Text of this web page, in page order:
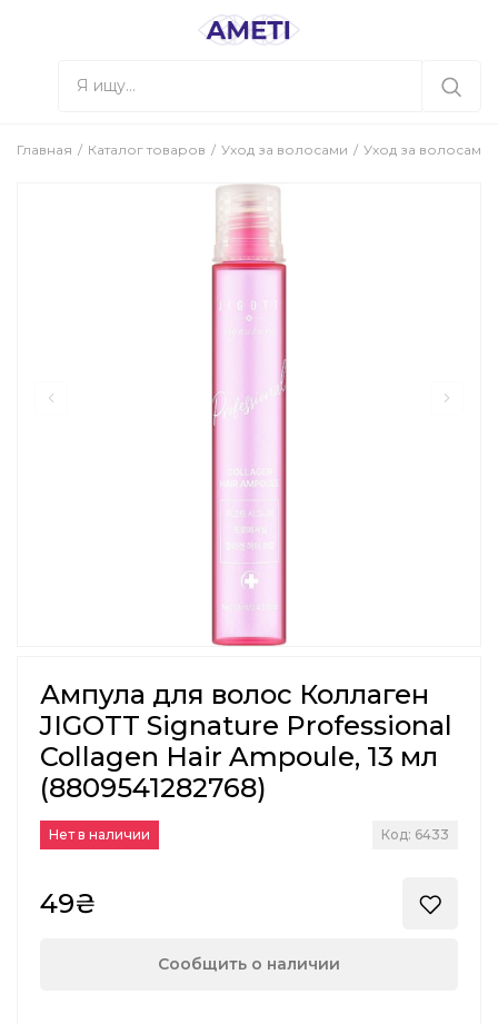
Главная Каталог товаров Уход за волосами Уход за волосами
Ампула для волос Коллаген
JIGOTT Signature Professional
Collagen Hair Ampoule, 13 мл
(8809541282768)
Нет в наличии Код: 6433
49₴
Сообщить о наличии